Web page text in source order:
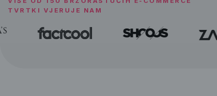
TVRTKI VJERUJE NAM